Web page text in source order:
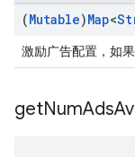
(Mutable)Map<
激励广告配置，如
getNumAds